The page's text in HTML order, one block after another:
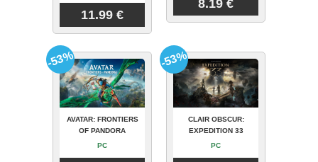
11.99 €
8.19 €
AVATAR: FRONTIERS
OF PANDORA
PC
-53%
CLAIR OBSCUR:
EXPEDITION 33
PC
-53%